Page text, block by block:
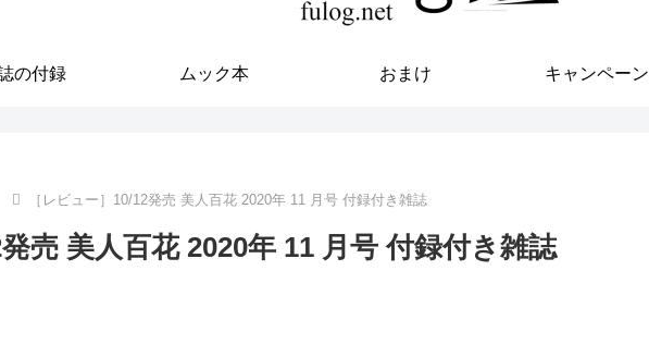
の付録 ムック本 おまけ キャンペーン
［レビュー］10/12発売 美人百花 2020年 11 月号 付録付き雑誌
発売 美人百花 2020年 11 月号 付録付き雑誌